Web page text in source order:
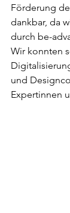
Förderung
dankbar, da
durch be-
Wir konnten
und
Expertinnen